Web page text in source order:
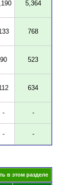
5,364
768
90 523
634
- -
- -
в этом разделе